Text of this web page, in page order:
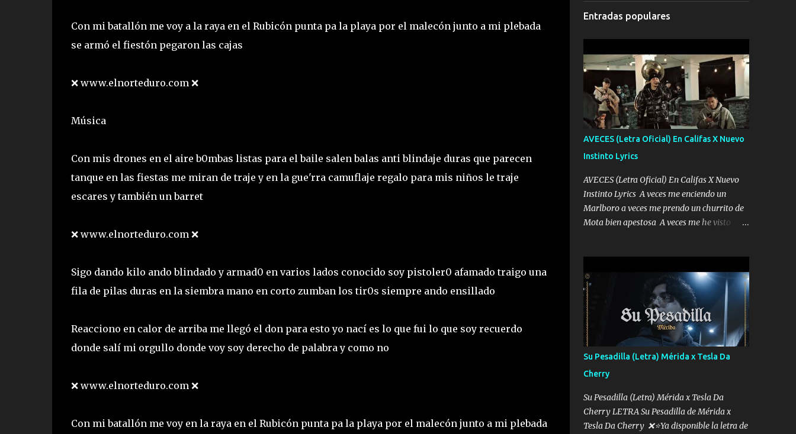
Con mi batallón me voy a la raya en el Rubicón punta pa la playa por el malecón junto a mi plebada
se armó el fiestón pegaron las cajas
❌ www.elnorteduro.com ❌
Música
Con mis drones en el aire b0mbas listas para el baile salen balas anti blindaje duras que parecen
tanque en las fiestas me miran de traje y en la gue'rra camuflaje regalo para mis niños le traje
escares y también un barret
❌ www.elnorteduro.com ❌
Sigo dando kilo ando blindado y armad0 en varios lados conocido soy pistoler0 afamado traigo una
fila de pilas duras en la siembra mano en corto zumban los tir0s siempre ando ensillado
Reacciono en calor de arriba me llegó el don para esto yo nací es lo que fui lo que soy recuerdo
donde salí mi orgullo donde voy soy derecho de palabra y como no
❌ www.elnorteduro.com ❌
Con mi batallón me voy en la raya en el Rubicón punta pa la playa por el malecón junto a mi plebada
Entradas populares
AVECES (Letra Oficial) En Califas X Nuevo
Instinto Lyrics
AVECES (Letra Oficial) En Califas X Nuevo
Instinto Lyrics A veces me enciendo un
Marlboro a veces me prendo un churrito de
Mota bien apestosa A veces me he visto
me mandó yo tengo el control a todos yo les
paro el dedo soy hocicon un malcriado un
malandrón Que Les importa no saben nada
falsas las risas las que me miran hay gente
corriente no quieren verte subir de level
trucha mis plebes Música A veces me pongo
un sombrero a veces me ven la cachucha de
lado con la mirada siempre en alto A veces
me fajó una super o a veces me fajó una
Glock siempre armado todas las
generaciones yo traigo El chiste es que hago
Su Pesadilla (Letra) Mérida x Tesla Da
Cherry
Su Pesadilla (Letra) Mérida x Tesla Da
Cherry LETRA Su Pesadilla de Mérida x
Tesla Da Cherry ❌⭐Ya disponible la letra de